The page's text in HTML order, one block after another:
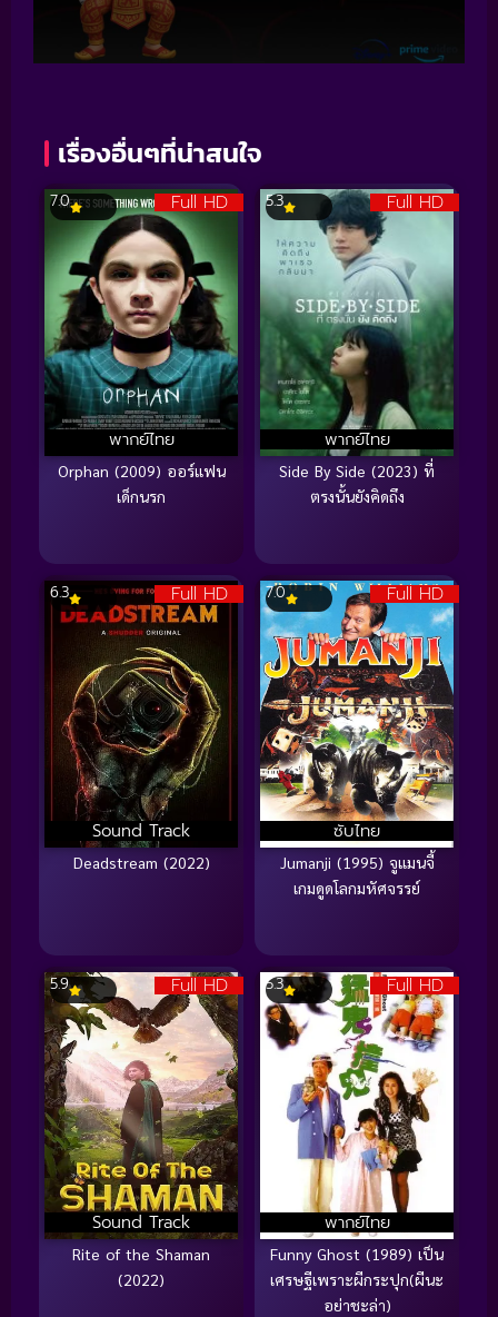
เรื่องอื่นๆที่น่าสนใจ
Full HD
พากย์ไทย
7.0
Orphan (2009) ออร์แฟน
เด็กนรก
Full HD
พากย์ไทย
5.3
Side By Side (2023) ที่
ตรงนั้นยังคิดถึง
Full HD
Sound Track
6.3
Deadstream (2022)
Full HD
ซับไทย
7.0
Jumanji (1995) จูแมนจี้
เกมดูดโลกมหัศจรรย์
Full HD
Sound Track
5.9
Rite of the Shaman
(2022)
Full HD
พากย์ไทย
5.3
Funny Ghost (1989) เป็น
เศรษฐีเพราะผีกระปุก(ผีนะ
อย่าชะล่า)